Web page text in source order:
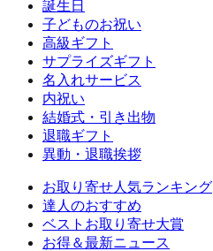
誕生日
子どものお祝い
高級ギフト
サプライズギフト
名入れサービス
内祝い
結婚式・引き出物
退職ギフト
異動・退職挨拶
お取り寄せ人気ランキング
達人のおすすめ
ベストお取り寄せ大賞
お得＆最新ニュース